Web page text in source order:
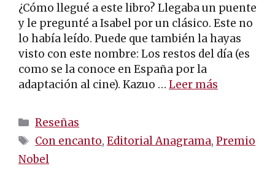
¿Cómo llegué a este libro? Llegaba un puente
y le pregunté a Isabel por un clásico. Este no
lo había leído. Puede que también la hayas
visto con este nombre: Los restos del día (es
como se la conoce en España por la
adaptación al cine). Kazuo … Leer más
Categorías
Reseñas
Etiquetas
Con encanto,Editorial Anagrama,Premio
Nobel